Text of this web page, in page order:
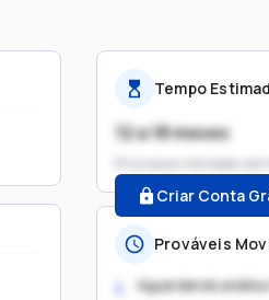
Tempo
12 a 18 meses
Processo iniciado em
Criar Conta
Prováveis
1. Aguardando